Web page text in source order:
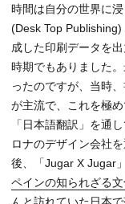
時間は自分の世界に
(Desk Top
成した印刷データを
時期でもありました
ったのですが、当時
が主流で、これを極
「日本語翻訳」を通
ロナのデザイン会社
後、「Jugar X Jugar
ペインの知られざる
んと訪れていた日本